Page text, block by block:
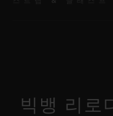
약 72시간
빅뱅 리로